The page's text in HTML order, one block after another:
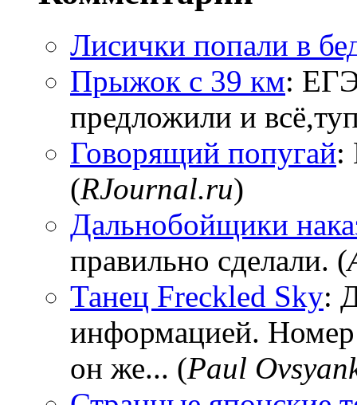
Лисички попали в
Прыжок с 39 км:
предложили и
Говорящий попугай:
(RJournal.ru)
Дальнобойщики
правильно сделали. (
Танец Freckled Sky:
информацией.
он же... (Paul